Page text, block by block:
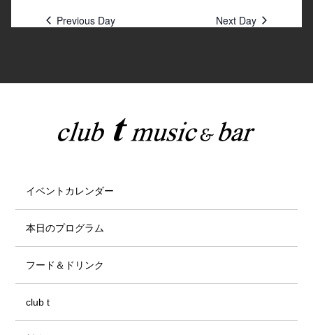
Previous Day Next Day
イベントカレンダー
本日のプログラム
フード＆ドリンク
club t